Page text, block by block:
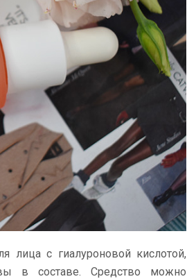
лица с гиалуроновой кислотой,
в составе. Средство можно